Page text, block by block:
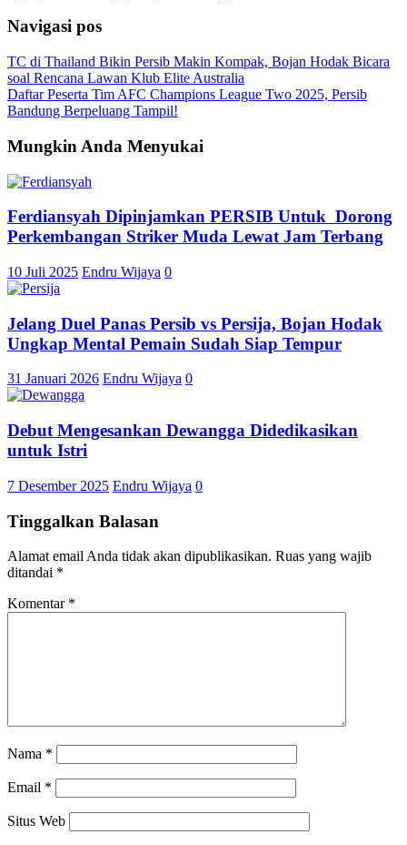
Navigasi pos
TC di Thailand Bikin Persib Makin Kompak, Bojan Hodak Bicara
soal Rencana Lawan Klub Elite Australia
Daftar Peserta Tim AFC Champions League Two 2025, Persib
Bandung Berpeluang Tampil!
Mungkin Anda Menyukai
Ferdiansyah Dipinjamkan PERSIB Untuk Dorong
Perkembangan Striker Muda Lewat Jam Terbang
10 Juli 2025 Endru Wijaya 0
Jelang Duel Panas Persib vs Persija, Bojan Hodak
Ungkap Mental Pemain Sudah Siap Tempur
31 Januari 2026 Endru Wijaya 0
Debut Mengesankan Dewangga Didedikasikan
untuk Istri
7 Desember 2025 Endru Wijaya 0
Tinggalkan Balasan
Alamat email Anda tidak akan dipublikasikan. Ruas yang wajib
ditandai *
Komentar *
Nama *
Email *
Situs Web